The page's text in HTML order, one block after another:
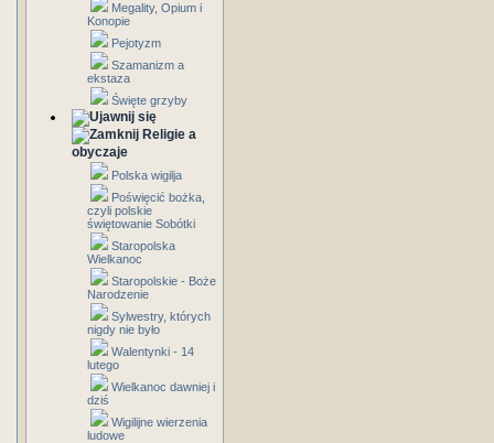
Megality, Opium i
Konopie
Pejotyzm
Szamanizm a
ekstaza
Święte grzyby
Religie a
obyczaje
Polska wigilja
Poświęcić bożka,
czyli polskie
świętowanie Sobótki
Staropolska
Wielkanoc
Staropolskie - Boże
Narodzenie
Sylwestry, których
nigdy nie było
Walentynki - 14
lutego
Wielkanoc dawniej i
dziś
Wigilijne wierzenia
ludowe